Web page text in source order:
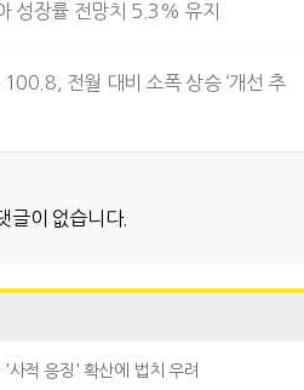
성장률 전망치 5.3% 유지
전월 대비 소폭 상승 ‘개선 추
글이 없습니다.
적 응징' 확산에 법치 우려